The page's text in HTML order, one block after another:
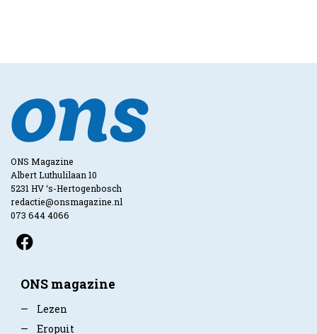
ONS Magazine
Albert Luthulilaan 10
5231 HV ‘s-Hertogenbosch
redactie@onsmagazine.nl
073 644 4066
ONS magazine
—
Lezen
—
Eropuit